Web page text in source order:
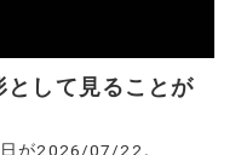
として見ることが
が2026/07/22。